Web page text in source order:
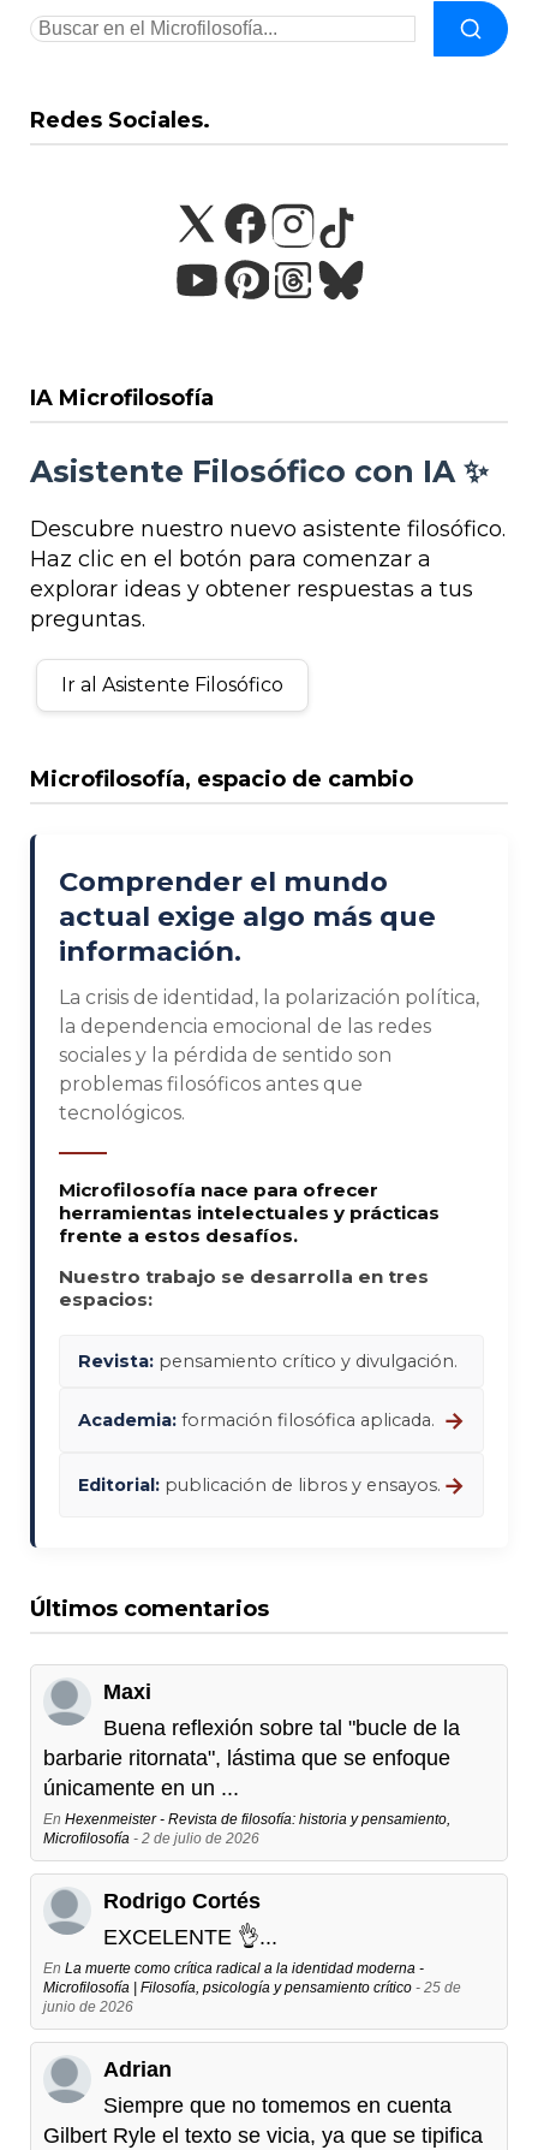
Redes Sociales.
IA Microfilosofía
Asistente Filosófico con IA ✨
Descubre nuestro nuevo asistente filosófico.
Haz clic en el botón para comenzar a
explorar ideas y obtener respuestas a tus
preguntas.
Ir al Asistente Filosófico
Microfilosofía, espacio de cambio
Comprender el mundo
actual exige algo más que
información.
La crisis de identidad, la polarización política,
la dependencia emocional de las redes
sociales y la pérdida de sentido son
problemas filosóficos antes que
tecnológicos.
Microfilosofía nace para ofrecer
herramientas intelectuales y prácticas
frente a estos desafíos.
Nuestro trabajo se desarrolla en tres
espacios:
Revista: pensamiento crítico y divulgación.
Academia: formación filosófica aplicada. →
Editorial: publicación de libros y ensayos. →
Últimos comentarios
Maxi
Buena reflexión sobre tal "bucle de la
barbarie ritornata", lástima que se enfoque
únicamente en un ...
En Hexenmeister - Revista de filosofía: historia y pensamiento,
Microfilosofía - 2 de julio de 2026
Rodrigo Cortés
EXCELENTE 👌...
En La muerte como crítica radical a la identidad moderna -
Microfilosofía | Filosofía, psicología y pensamiento crítico - 25 de
junio de 2026
Adrian
Siempre que no tomemos en cuenta
Gilbert Ryle el texto se vicia, ya que se tipifica